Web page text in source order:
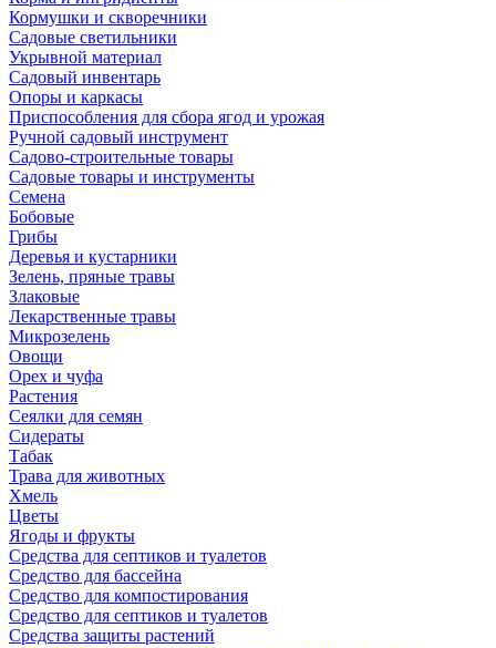
Кормушки и скворечники
Садовые светильники
Укрывной материал
Садовый инвентарь
Опоры и каркасы
Приспособления для сбора ягод и урожая
Ручной садовый инструмент
Садово-строительные товары
Садовые товары и инструменты
Семена
Бобовые
Грибы
Деревья и кустарники
Зелень, пряные травы
Злаковые
Лекарственные травы
Микрозелень
Овощи
Орех и чуфа
Растения
Сеялки для семян
Сидераты
Табак
Трава для животных
Хмель
Цветы
Ягоды и фрукты
Средства для септиков и туалетов
Средство для бассейна
Средство для компостирования
Средство для септиков и туалетов
Средства защиты растений